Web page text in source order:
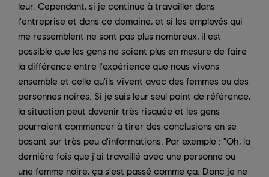
leur. Cependant, si je continue à travailler dans
l'entreprise et dans ce domaine, et si les employés qui
me ressemblent ne sont pas plus nombreux, il est
possible que les gens ne soient plus en mesure de faire
la différence entre l'expérience que nous vivons
ensemble et celle qu'ils vivent avec des femmes ou des
personnes noires. Si je suis leur seul point de référence,
la situation peut devenir très risquée et les gens
pourraient commencer à tirer des conclusions en se
basant sur très peu d'informations. Par exemple : "Oh, la
dernière fois que j'ai travaillé avec une personne ou
une femme noire, ça s'est passé comme ça. Donc je ne